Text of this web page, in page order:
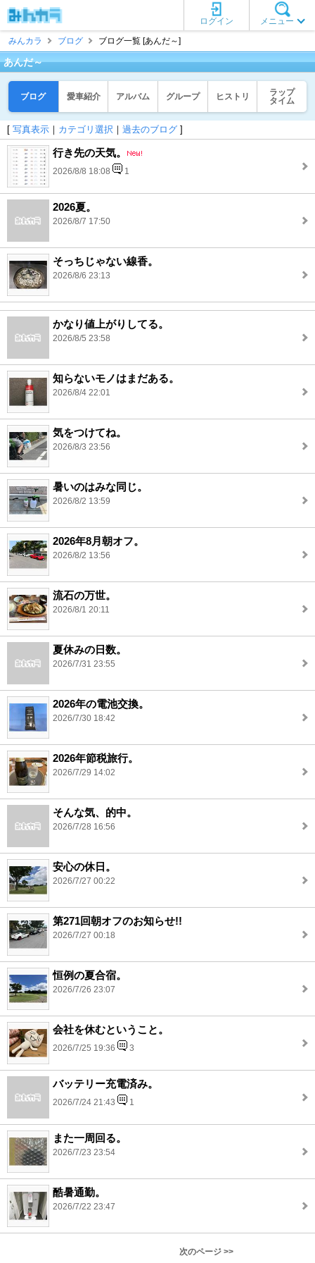
メニュー
ログイン
みんカラ
ブログ ブログ一覧 [あんだ～]
あんだ～
ブログ 愛車紹介 アルバム グループ ヒストリ
ラップ
タイム
[ 写真表示 ｜ カテゴリ選択 ｜ 過去のブログ ]
行き先の天気。
2026/8/8 18:08 1
2026夏。
2026/8/7 17:50
そっちじゃない線香。
2026/8/6 23:13
かなり値上がりしてる。
2026/8/5 23:58
知らないモノはまだある。
2026/8/4 22:01
気をつけてね。
2026/8/3 23:56
暑いのはみな同じ。
2026/8/2 13:59
2026年8月朝オフ。
2026/8/2 13:56
流石の万世。
2026/8/1 20:11
夏休みの日数。
2026/7/31 23:55
2026年の電池交換。
2026/7/30 18:42
2026年節税旅行。
2026/7/29 14:02
そんな気、的中。
2026/7/28 16:56
安心の休日。
2026/7/27 00:22
第271回朝オフのお知らせ!!
2026/7/27 00:18
恒例の夏合宿。
2026/7/26 23:07
会社を休むということ。
2026/7/25 19:36 3
バッテリー充電済み。
2026/7/24 21:43 1
また一周回る。
2026/7/23 23:54
酷暑通勤。
2026/7/22 23:47
次のページ >>